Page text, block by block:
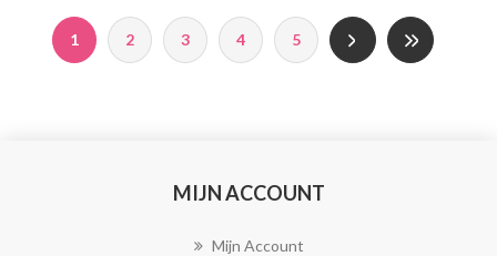
1 2 3 4 5
MIJN ACCOUNT
Mijn Account